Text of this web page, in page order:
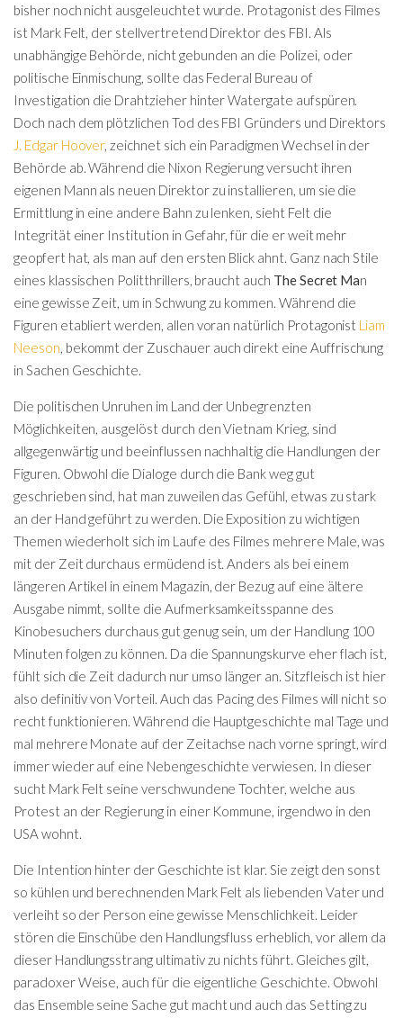
bisher noch nicht ausgeleuchtet wurde. Protagonist des Filmes
ist Mark Felt, der stellvertretend Direktor des FBI. Als
unabhängige Behörde, nicht gebunden an die Polizei, oder
politische Einmischung, sollte das Federal Bureau of
Investigation die Drahtzieher hinter Watergate aufspüren.
Doch nach dem plötzlichen Tod des FBI Gründers und Direktors
J. Edgar Hoover, zeichnet sich ein Paradigmen Wechsel in der
Behörde ab. Während die Nixon Regierung versucht ihren
eigenen Mann als neuen Direktor zu installieren, um sie die
Ermittlung in eine andere Bahn zu lenken, sieht Felt die
Integrität einer Institution in Gefahr, für die er weit mehr
geopfert hat, als man auf den ersten Blick ahnt. Ganz nach Stile
eines klassischen Politthrillers, braucht auch The Secret Man
eine gewisse Zeit, um in Schwung zu kommen. Während die
Figuren etabliert werden, allen voran natürlich Protagonist Liam
Neeson , bekommt der Zuschauer auch direkt eine Auffrischung
in Sachen Geschichte.
Die politischen Unruhen im Land der Unbegrenzten
Möglichkeiten, ausgelöst durch den Vietnam Krieg, sind
allgegenwärtig und beeinflussen nachhaltig die Handlungen der
Figuren. Obwohl die Dialoge durch die Bank weg gut
geschrieben sind, hat man zuweilen das Gefühl, etwas zu stark
an der Hand geführt zu werden. Die Exposition zu wichtigen
Themen wiederholt sich im Laufe des Filmes mehrere Male, was
mit der Zeit durchaus ermüdend ist. Anders als bei einem
längeren Artikel in einem Magazin, der Bezug auf eine ältere
Ausgabe nimmt, sollte die Aufmerksamkeitsspanne des
Kinobesuchers durchaus gut genug sein, um der Handlung 100
Minuten folgen zu können. Da die Spannungskurve eher flach ist,
fühlt sich die Zeit dadurch nur umso länger an. Sitzfleisch ist hier
also definitiv von Vorteil. Auch das Pacing des Filmes will nicht so
recht funktionieren. Während die Hauptgeschichte mal Tage und
mal mehrere Monate auf der Zeitachse nach vorne springt, wird
immer wieder auf eine Nebengeschichte verwiesen. In dieser
sucht Mark Felt seine verschwundene Tochter, welche aus
Protest an der Regierung in einer Kommune, irgendwo in den
USA wohnt.
Die Intention hinter der Geschichte ist klar. Sie zeigt den sonst
so kühlen und berechnenden Mark Felt als liebenden Vater und
verleiht so der Person eine gewisse Menschlichkeit. Leider
stören die Einschübe den Handlungsfluss erheblich, vor allem da
dieser Handlungsstrang ultimativ zu nichts führt. Gleiches gilt,
paradoxer Weise, auch für die eigentliche Geschichte. Obwohl
das Ensemble seine Sache gut macht und auch das Setting zu